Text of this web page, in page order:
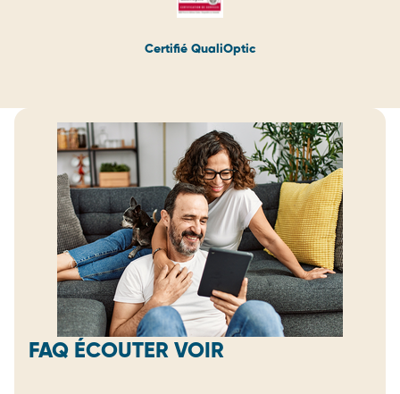
Certifié QualiOptic
FAQ ÉCOUTER VOIR